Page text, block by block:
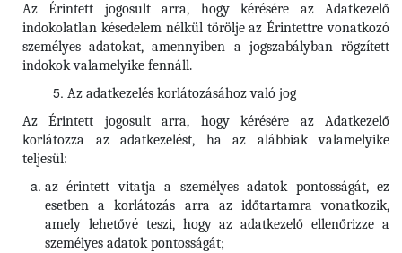
Az Érintett jogosult arra, hogy kérésére az Adatkezelő
indokolatlan késedelem nélkül törölje az Érintettre vonatkozó
személyes adatokat, amennyiben a jogszabályban rögzített
indokok valamelyike fennáll.
Az adatkezelés korlátozásához való jog
Az Érintett jogosult arra, hogy kérésére az Adatkezelő
korlátozza az adatkezelést, ha az alábbiak valamelyike
teljesül:
az érintett vitatja a személyes adatok pontosságát, ez
esetben a korlátozás arra az időtartamra vonatkozik,
amely lehetővé teszi, hogy az adatkezelő ellenőrizze a
személyes adatok pontosságát;